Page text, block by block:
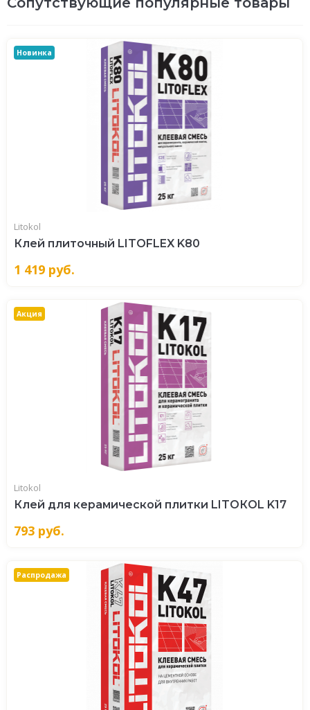
Новинка
Litokol
Клей плиточный LITOFLEX K80
1 419 руб.
Акция
Litokol
Клей для керамической плитки LITOКOL K17
793 руб.
Распродажа